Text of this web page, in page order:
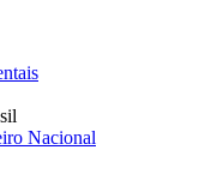
Nacional